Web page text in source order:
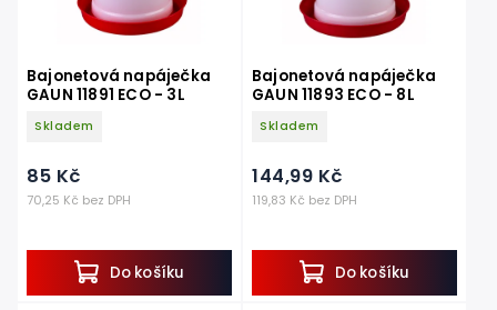
Bajonetová napáječka
GAUN 11891 ECO - 3L
Skladem
70,25 Kč bez DPH
85 Kč
Do košíku
Bajonetová napáječka
GAUN 11893 ECO - 8L
Skladem
119,83 Kč bez DPH
144,99 Kč
Do košíku